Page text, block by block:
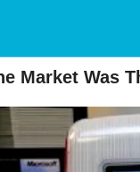
Market Was